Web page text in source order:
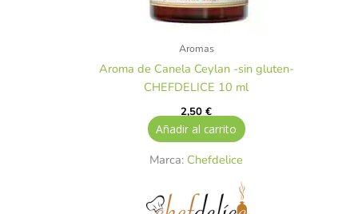
Aromas
Aroma de Canela Ceylan -sin gluten-
CHEFDELICE 10 ml
2,50€
Añadir al carrito
Marca: Chefdelice